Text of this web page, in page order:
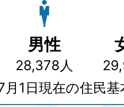
男性
28,378人
月1日現在の住民